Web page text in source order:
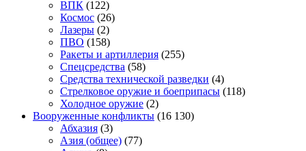
ВПК (122)
Космос (26)
Лазеры (2)
ПВО (158)
Ракеты и артиллерия (255)
Спецсредства (58)
Средства технической разведки (4)
Стрелковое оружие и боеприпасы (118)
Холодное оружие (2)
Вооруженные конфликты (16 130)
Абхазия (3)
Азия (общее) (77)